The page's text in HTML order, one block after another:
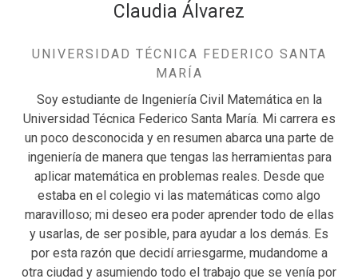
Claudia Álvarez
UNIVERSIDAD TÉCNICA FEDERICO SANTA
MARÍA
Soy estudiante de Ingeniería Civil Matemática en la
Universidad Técnica Federico Santa María. Mi carrera es
un poco desconocida y en resumen abarca una parte de
ingeniería de manera que tengas las herramientas para
aplicar matemática en problemas reales. Desde que
estaba en el colegio vi las matemáticas como algo
maravilloso; mi deseo era poder aprender todo de ellas
y usarlas, de ser posible, para ayudar a los demás. Es
por esta razón que decidí arriesgarme, mudandome a
otra ciudad y asumiendo todo el trabajo que se venía por